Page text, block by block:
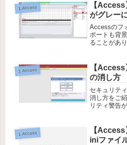
1.Access
【
がグレー
Accessのフ
ポートも背
ることがあ
事に使用し
応をすると
1.Access
【
の消し方
セキュリテ
消し方をご
リティ警告
ストセンタ
信頼できる
1.Access
【
iniファイ